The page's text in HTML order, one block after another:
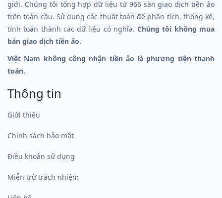
giới. Chúng tôi tổng hợp dữ liệu từ 966 sàn giao dịch tiền ảo
trên toàn cầu. Sử dụng các thuật toán để phân tích, thống kê,
tính toán thành các dữ liệu có nghĩa.Chúng tôi không mua
bán giao dịch tiền ảo.
Việt Nam không công nhận tiền ảo là phương tiện thanh
toán.
Thông tin
Giới thiệu
Chính sách bảo mật
Điều khoản sử dụng
Miễn trừ trách nhiệm